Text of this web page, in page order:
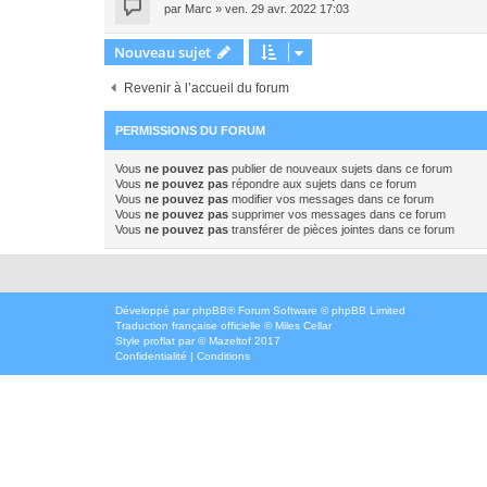
par Marc » ven. 29 avr. 2022 17:03
Nouveau sujet
Revenir à l’accueil du forum
PERMISSIONS DU FORUM
Vous ne pouvez pas publier de nouveaux sujets dans ce forum
Vous ne pouvez pas répondre aux sujets dans ce forum
Vous ne pouvez pas modifier vos messages dans ce forum
Vous ne pouvez pas supprimer vos messages dans ce forum
Vous ne pouvez pas transférer de pièces jointes dans ce forum
Développé par phpBB® Forum Software © phpBB Limited
Traduction française officielle ©Miles Cellar
Style proflat par ©Mazeltof 2017
Confidentialité | Conditions